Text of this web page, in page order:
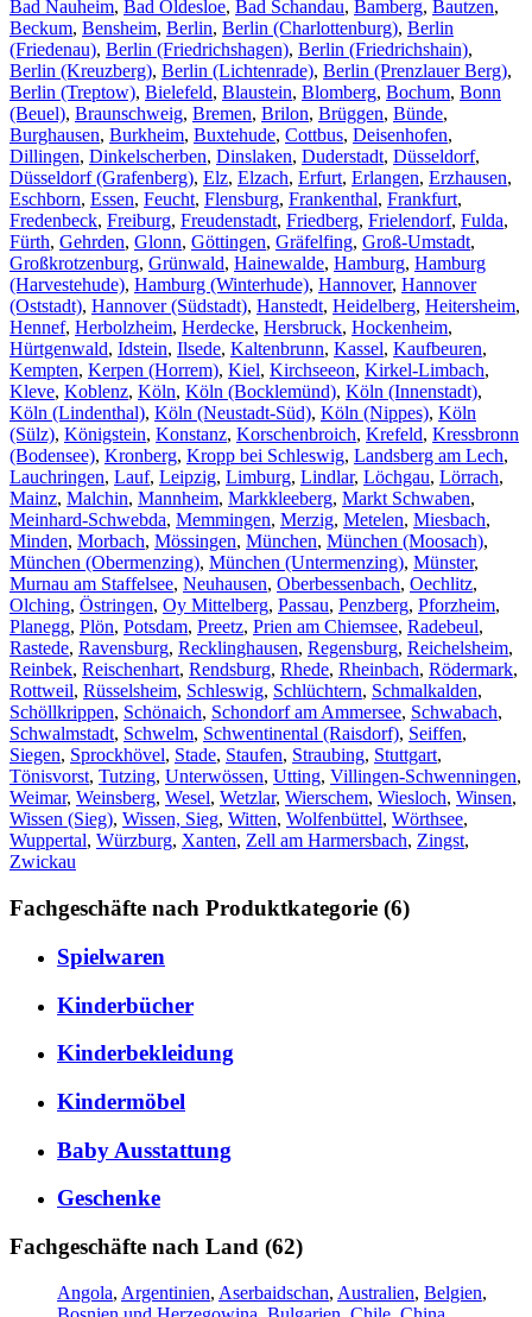
Bad Nauheim, Bad Oldesloe, Bad Schandau, Bamberg, Bautzen,
Beckum, Bensheim, Berlin, Berlin (Charlottenburg), Berlin
(Friedenau), Berlin (Friedrichshagen), Berlin (Friedrichshain),
Berlin (Kreuzberg), Berlin (Lichtenrade), Berlin (Prenzlauer Berg),
Berlin (Treptow), Bielefeld, Blaustein, Blomberg, Bochum, Bonn
(Beuel), Braunschweig, Bremen, Brilon, Brüggen, Bünde,
Burghausen, Burkheim, Buxtehude, Cottbus, Deisenhofen,
Dillingen, Dinkelscherben, Dinslaken, Duderstadt, Düsseldorf,
Düsseldorf (Grafenberg), Elz, Elzach, Erfurt, Erlangen, Erzhausen,
Eschborn, Essen, Feucht, Flensburg, Frankenthal, Frankfurt,
Fredenbeck, Freiburg, Freudenstadt, Friedberg, Frielendorf, Fulda,
Fürth, Gehrden, Glonn, Göttingen, Gräfelfing, Groß-Umstadt,
Großkrotzenburg, Grünwald, Hainewalde, Hamburg, Hamburg
(Harvestehude), Hamburg (Winterhude), Hannover, Hannover
(Oststadt), Hannover (Südstadt), Hanstedt, Heidelberg, Heitersheim,
Hennef, Herbolzheim, Herdecke, Hersbruck, Hockenheim,
Hürtgenwald, Idstein, Ilsede, Kaltenbrunn, Kassel, Kaufbeuren,
Kempten, Kerpen (Horrem), Kiel, Kirchseeon, Kirkel-Limbach,
Kleve, Koblenz, Köln, Köln (Bocklemünd), Köln (Innenstadt),
Köln (Lindenthal), Köln (Neustadt-Süd), Köln (Nippes), Köln
(Sülz), Königstein, Konstanz, Korschenbroich, Krefeld, Kressbronn
(Bodensee), Kronberg, Kropp bei Schleswig, Landsberg am Lech,
Lauchringen, Lauf, Leipzig, Limburg, Lindlar, Löchgau, Lörrach,
Mainz, Malchin, Mannheim, Markkleeberg, Markt Schwaben,
Meinhard-Schwebda, Memmingen, Merzig, Metelen, Miesbach,
Minden, Morbach, Mössingen, München, München (Moosach),
München (Obermenzing), München (Untermenzing), Münster,
Murnau am Staffelsee, Neuhausen, Oberbessenbach, Oechlitz,
Olching, Östringen, Oy Mittelberg, Passau, Penzberg, Pforzheim,
Planegg, Plön, Potsdam, Preetz, Prien am Chiemsee, Radebeul,
Rastede, Ravensburg, Recklinghausen, Regensburg, Reichelsheim,
Reinbek, Reischenhart, Rendsburg, Rhede, Rheinbach, Rödermark,
Rottweil, Rüsselsheim, Schleswig, Schlüchtern, Schmalkalden,
Schöllkrippen, Schönaich, Schondorf am Ammersee, Schwabach,
Schwalmstadt, Schwelm, Schwentinental (Raisdorf), Seiffen,
Siegen, Sprockhövel, Stade, Staufen, Straubing, Stuttgart,
Tönisvorst, Tutzing, Unterwössen, Utting, Villingen-Schwenningen,
Weimar, Weinsberg, Wesel, Wetzlar, Wierschem, Wiesloch, Winsen,
Wissen (Sieg), Wissen, Sieg, Witten, Wolfenbüttel, Wörthsee,
Wuppertal, Würzburg, Xanten, Zell am Harmersbach, Zingst,
Zwickau
Fachgeschäfte nach Produktkategorie (6)
Spielwaren
Kinderbücher
Kinderbekleidung
Kindermöbel
Baby Ausstattung
Geschenke
Fachgeschäfte nach Land (62)
Angola, Argentinien, Aserbaidschan, Australien, Belgien,